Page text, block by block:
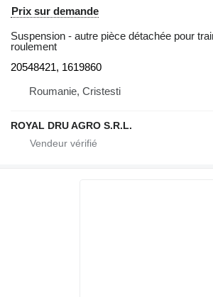
Prix sur demande
Suspension - autre pièce détachée pour
roulement
20548421, 1619860
Roumanie, Cristesti
ROYAL DRU AGRO S.R.L.